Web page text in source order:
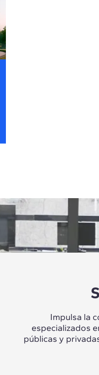
Impulsa la
especializados
públicas y